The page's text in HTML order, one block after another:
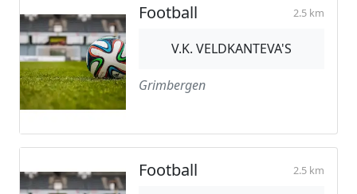
Football 2.5 km
V.K. VELDKANTEVA'S
Grimbergen
Football 2.5 km